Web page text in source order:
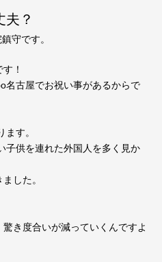
夫？
守です。
！
名古屋でお祝い事があるからで
す。
子供を連れた外国人を多く見か
した。
き度合いが減っていくんですよ